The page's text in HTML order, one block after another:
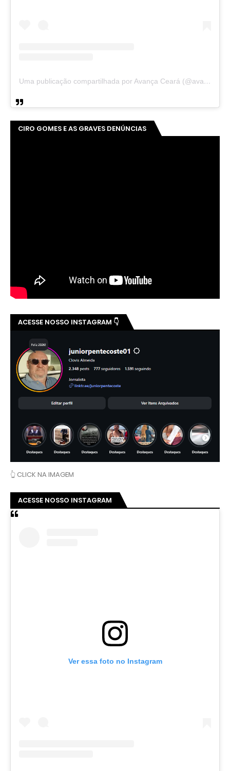
Uma publicação compartilhada por Avança Ceará (@avancaceara)
CIRO GOMES E AS GRAVES DENÚNCIAS
ACESSE NOSSO INSTAGRAM 👇
👆 CLICK NA IMAGEM
ACESSE NOSSO INSTAGRAM
Ver essa foto no Instagram